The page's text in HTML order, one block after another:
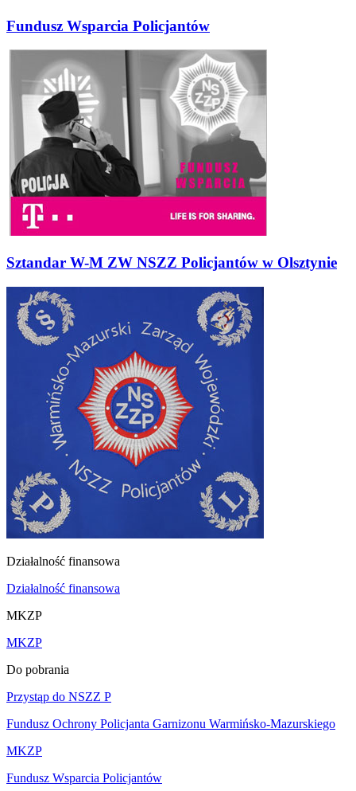
Fundusz Wsparcia Policjantów
Sztandar W-M ZW NSZZ Policjantów w Olsztynie
Działalność finansowa
Działalność finansowa
MKZP
MKZP
Do pobrania
Przystąp do NSZZ P
Fundusz Ochrony Policjanta Garnizonu Warmińsko-Mazurskiego
MKZP
Fundusz Wsparcia Policjantów